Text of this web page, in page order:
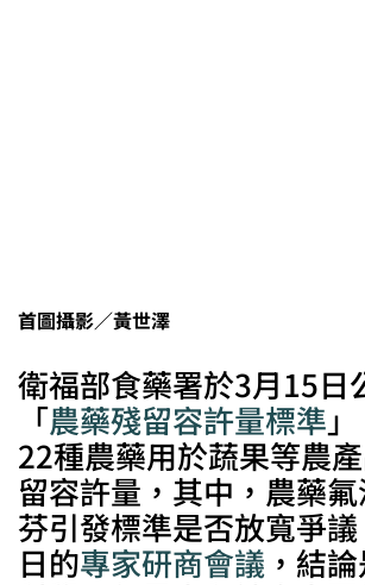
首圖攝影／黃世澤
衛福部食藥署於3月15
「農藥殘留容許量標準
22種農藥用於蔬果等農
留容許量，其中，農藥
芬引發標準是否放寬爭
日的專家研商會議，結